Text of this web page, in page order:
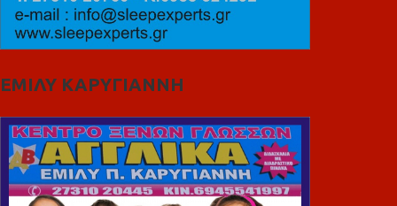
ΕΜΙΛΥ ΚΑΡΥΓΙΑΝΝΗ